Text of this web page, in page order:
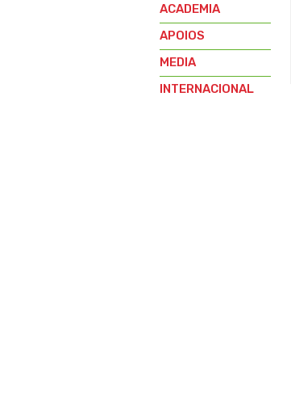
ACADEMIA
APOIOS
MEDIA
INTERNACIONAL